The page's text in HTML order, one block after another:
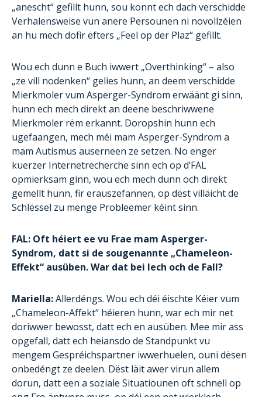
„anescht“ gefillt hunn, sou konnt ech dach verschidde
Verhalensweise vun anere Persounen ni novollzéien
an hu mech dofir ëfters „Feel op der Plaz“ gefillt.
Wou ech dunn e Buch iwwert „Overthinking“ – also
„ze vill nodenken“ gelies hunn, an deem verschidde
Mierkmoler vum Asperger-Syndrom erwäänt gi sinn,
hunn ech mech direkt an deene beschriwwene
Mierkmoler rëm erkannt. Doropshin hunn ech
ugefaangen, mech méi mam Asperger-Syndrom a
mam Autismus auserneen ze setzen. No enger
kuerzer Internetrecherche sinn ech op d’FAL
opmierksam ginn, wou ech mech dunn och direkt
gemellt hunn, fir erauszefannen, op dëst villäicht de
Schlëssel zu menge Probleemer kéint sinn.
FAL: Oft héiert ee vu Frae mam Asperger-
Syndrom, datt si de sougenannte „Chameleon-
Effekt“ ausüben. War dat bei Iech och de Fall?
Mariella:Allerdéngs. Wou ech déi éischte Kéier vum
„Chameleon-Affekt“ héieren hunn, war ech mir net
doriwwer bewosst, datt ech en ausüben. Mee mir ass
opgefall, datt ech heiansdo de Standpunkt vu
mengem Gespréichspartner iwwerhuelen, ouni dësen
onbedéngt ze deelen. Dëst läit awer virun allem
dorun, datt een a soziale Situatiounen oft schnell op